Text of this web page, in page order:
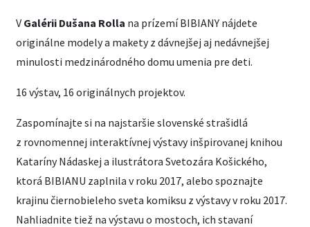
V Galérii Dušana Rolla na prízemí BIBIANY nájdete
originálne modely a makety z dávnejšej aj nedávnejšej
minulosti medzinárodného domu umenia pre deti.
16 výstav, 16 originálnych projektov.
Zaspomínajte si na najstaršie slovenské strašidlá
z rovnomennej interaktívnej výstavy inšpirovanej knihou
Kataríny Nádaskej a ilustrátora Svetozára Košického,
ktorá BIBIANU zaplnila v roku 2017, alebo spoznajte
krajinu čiernobieleho sveta komiksu z výstavy v roku 2017.
Nahliadnite tiež na výstavu o mostoch, ich stavaní